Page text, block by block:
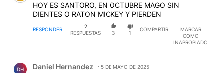
HOY ES SANTORO, EN OCTUBRE MAGO SIN
DIENTES O RATON MICKEY Y PIERDEN
RESPONDER
2
RESPUESTAS
3 1
COMPARTIR
MARCAR
COMO
INAPROPIADO
DH Daniel Hernandez
5 DE MAYO DE 2025